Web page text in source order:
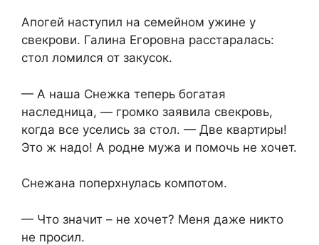
Апогей наступил на семейном ужине у
свекрови. Галина Егоровна расстаралась:
стол ломился от закусок.
— А наша Снежка теперь богатая
наследница, — громко заявила свекровь,
когда все уселись за стол. — Две квартиры!
Это ж надо! А родне мужа и помочь не хочет.
Снежана поперхнулась компотом.
— Что значит – не хочет? Меня даже никто
не просил.